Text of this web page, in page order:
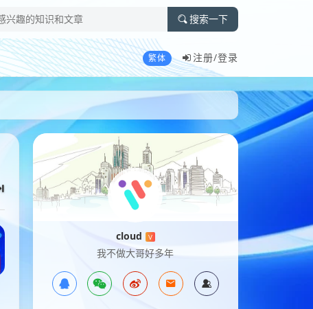
搜索一下
繁体 注册/登录
cloud V
我不做大哥好多年